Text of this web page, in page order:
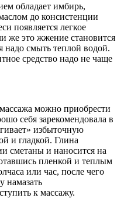
обладает имбирь,
до консистенции
появляется легкое
же это жжение становится
надо смыть теплой водой.
средство надо не чаще
можно приобрести
себя зарекомендовала в
избыточную
и гладкой. Глина
сметаны и наносится на
пленкой и теплым
или час, после чего
намазать
к массажу.